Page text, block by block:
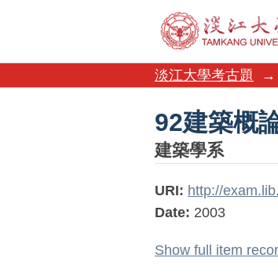
92建築概
淡江大學考古題
→
92建築概
建築學系
URI: http://
Date: 2003
Show full item